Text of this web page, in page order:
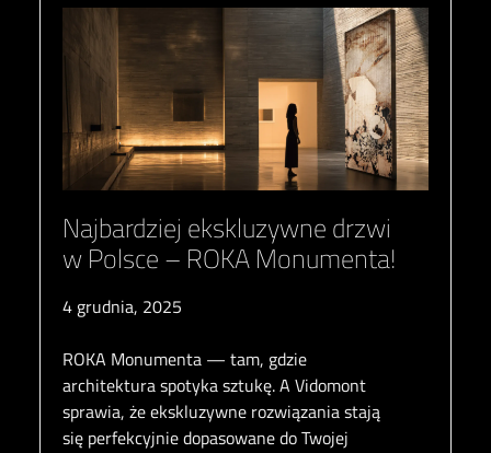
Najbardziej ekskluzywne drzwi
w Polsce – ROKA Monumenta!
4 grudnia, 2025
ROKA Monumenta — tam, gdzie
architektura spotyka sztukę. A Vidomont
sprawia, że ekskluzywne rozwiązania stają
się perfekcyjnie dopasowane do Twojej